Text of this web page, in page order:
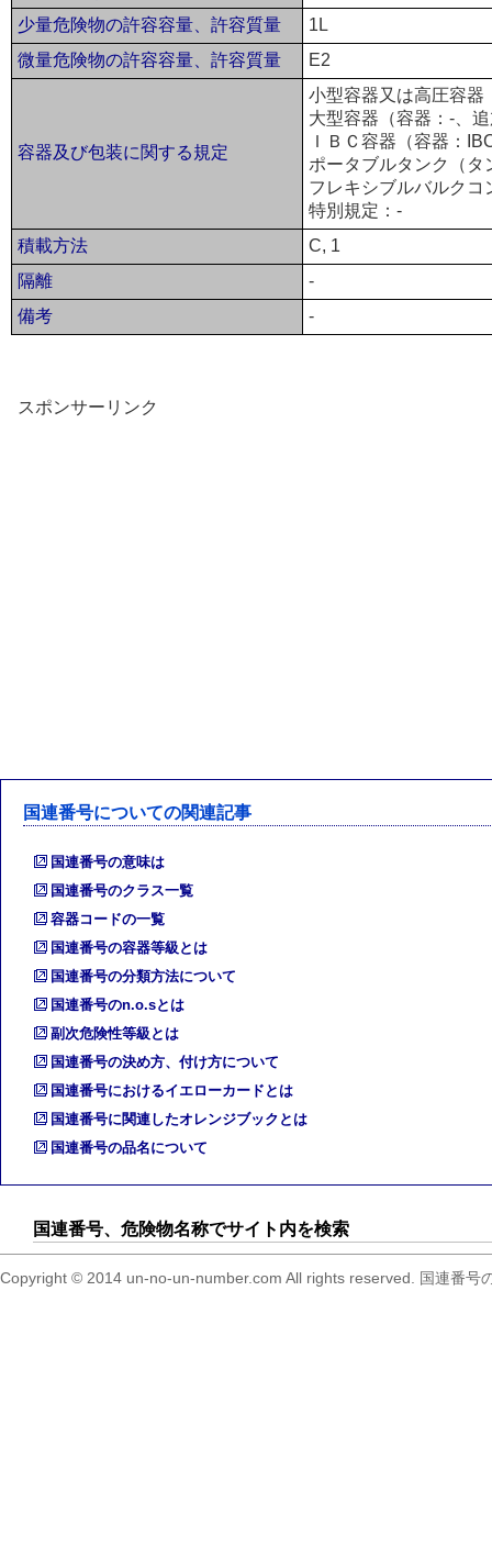
少量危険物の許容容量、許容質量
1L
微量危険物の許容容量、許容質量
E2
容器及び包装に関する規定
小型容器又は高圧容器
大型容器（容器：-、
ＩＢＣ容器（容器：
ポータブルタンク（
フレキシブルバルクコ
特別規定：-
積載方法
C, 1
隔離
-
備考
-
スポンサーリンク
国連番号についての関連記事
国連番号の意味は
国連番号のクラス一覧
容器コードの一覧
国連番号の容器等級とは
国連番号の分類方法について
国連番号のn.o.sとは
副次危険性等級とは
国連番号の決め方、付け方について
国連番号におけるイエローカードとは
国連番号に関連したオレンジブックとは
国連番号の品名について
国連番号、危険物名称でサイト内を検索
Copyright © 2014 un-no-un-number.com All rights reserved. 国連番号